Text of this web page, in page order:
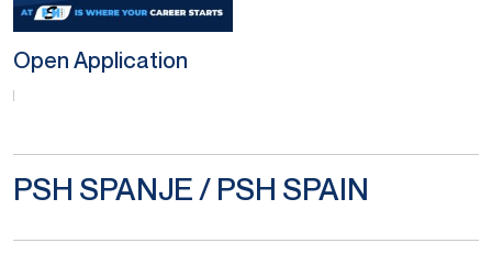
Open Application
PSH SPANJE / PSH SPAIN